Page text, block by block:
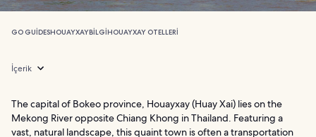
GO GUIDESHOUAYXAYBILGIHOUAYXAY OTELLERI
İçerik
The capital of Bokeo province, Houayxay (Huay Xai) lies on the
Mekong River opposite Chiang Khong in Thailand. Featuring a
vast, natural landscape, this quaint town is often a transportation